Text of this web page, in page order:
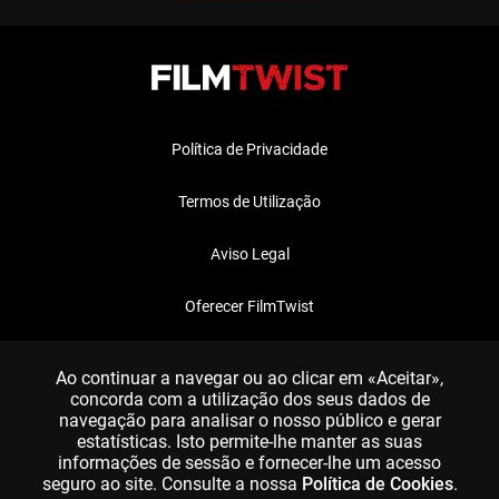
Política de Privacidade
Termos de Utilização
Aviso Legal
Oferecer FilmTwist
Ao continuar a navegar ou ao clicar em «Aceitar»,
concorda com a utilização dos seus dados de
navegação para analisar o nosso público e gerar
estatísticas. Isto permite-lhe manter as suas
informações de sessão e fornecer-lhe um acesso
seguro ao site. Consulte a nossa Política de Cookies.